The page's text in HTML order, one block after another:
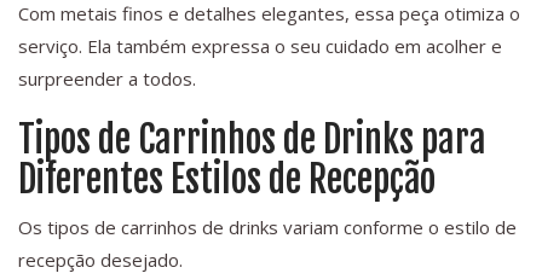
Com metais finos e detalhes elegantes, essa peça otimiza o
serviço. Ela também expressa o seu cuidado em acolher e
surpreender a todos.
Tipos de Carrinhos de Drinks para
Diferentes Estilos de Recepção
Os tipos de carrinhos de drinks variam conforme o estilo de
recepção desejado.